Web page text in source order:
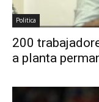
Politica
200
a planta